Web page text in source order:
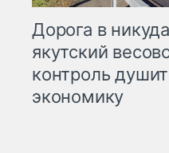
Дорога в
якутский
контроль душит
экономику